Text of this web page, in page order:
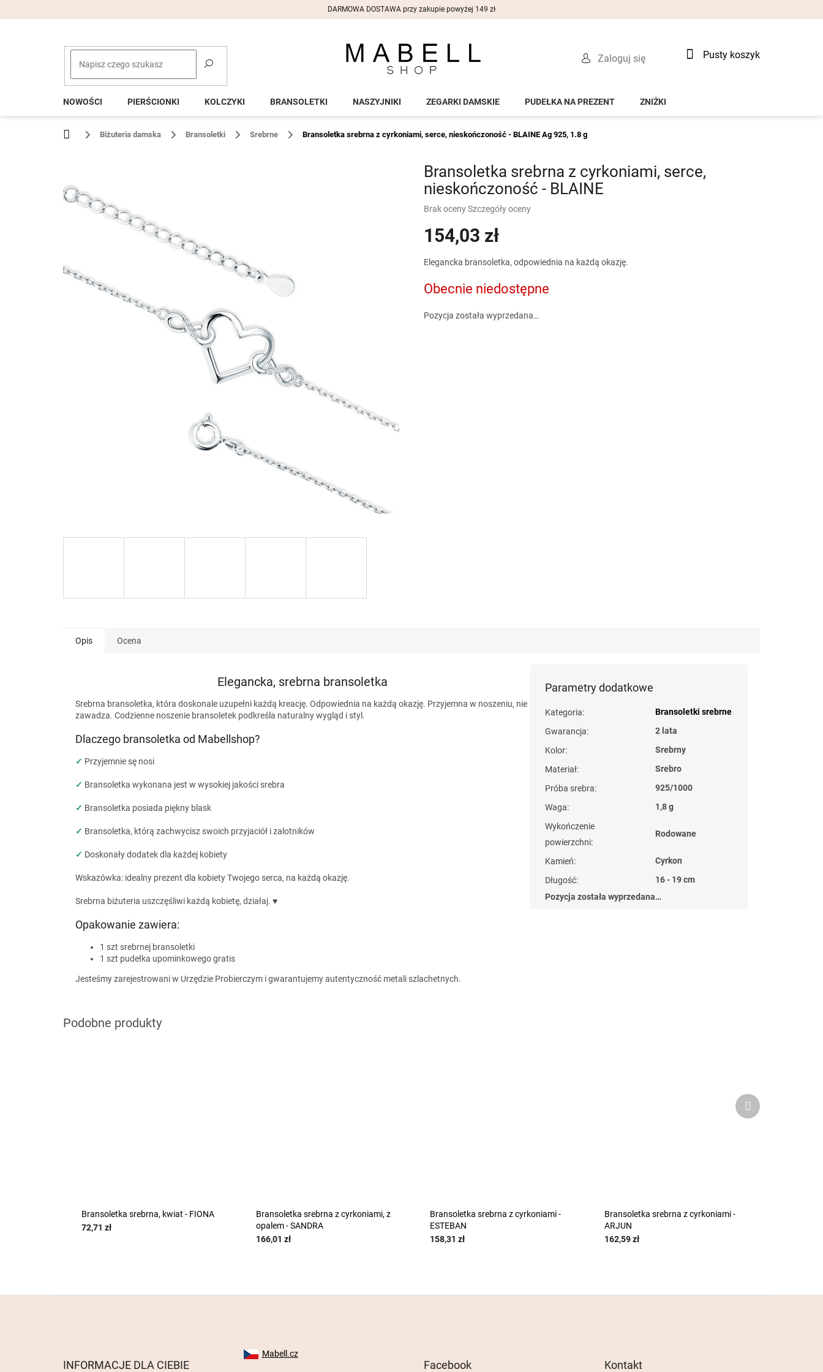
DARMOWA DOSTAWA przy zakupie powyżej 149 zł
Zaloguj się Koszyk
Pusty koszyk
NOWOŚCI PIERŚCIONKI KOLCZYKI BRANSOLETKI NASZYJNIKI ZEGARKI DAMSKIE PUDEŁKA NA PREZENT ZNIŻKI
Home Biżuteria damska Bransoletki Srebrne Bransoletka srebrna z cyrkoniami, serce, nieskończoność - BLAINE Ag 925, 1.8 g
Bransoletka srebrna z cyrkoniami, serce,
nieskończoność - BLAINE
Średnia
produktu
wynosi
na
gwiazdek.
Brak ocenySzczegóły oceny
154,03 zł
jednostkowa:
Elegancka bransoletka, odpowiednia na każdą okazję.
Obecnie niedostępne
Pozycja została wyprzedana…
Opis Ocena
Elegancka, srebrna bransoletka
Srebrna bransoletka, która doskonale uzupełni każdą kreację. Odpowiednia na każdą okazję. Przyjemna w noszeniu, nie
zawadza. Codzienne noszenie bransoletek podkreśla naturalny wygląd i styl.
Dlaczego bransoletka od Mabellshop?
✓ Przyjemnie sę nosi
✓ Bransoletka wykonana jest w wysokiej jakości srebra
✓ Bransoletka posiada piękny blask
✓ Bransoletka, którą zachwycisz swoich przyjaciół i zalotników
✓ Doskonały dodatek dla każdej kobiety
Wskazówka: idealny prezent dla kobiety Twojego serca, na każdą okazję.
Srebrna biżuteria uszczęśliwi każdą kobietę, działaj. ♥
Opakowanie zawiera:
1 szt srebrnej bransoletki
1 szt pudełka upominkowego gratis
Jesteśmy zarejestrowani w Urzędzie Probierczym i gwarantujemy autentyczność metali szlachetnych.
Parametry dodatkowe
Kategoria:
Bransoletki srebrne
Gwarancja:
2 lata
Kolor:
Srebrny
Materiał:
Srebro
Próba srebra:
925/1000
Waga:
1,8 g
Wykończenie
powierzchni:
Rodowane
Kamień:
Cyrkon
Długość:
16 - 19 cm
Pozycja została wyprzedana…
Bransoletka srebrna, kwiat - FIONA
72,71 zł
Bransoletka srebrna z cyrkoniami, z
opalem - SANDRA
166,01 zł
Bransoletka srebrna z cyrkoniami -
ESTEBAN
158,31 zł
Bransoletka srebrna z cyrkoniami -
ARJUN
162,59 zł
Produkt
następny
INFORMACJE DLA CIEBIE
Mabell.cz
Facebook Kontakt